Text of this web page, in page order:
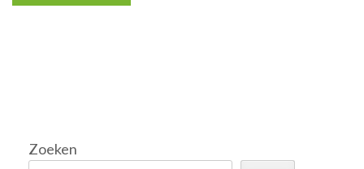
Zoeken